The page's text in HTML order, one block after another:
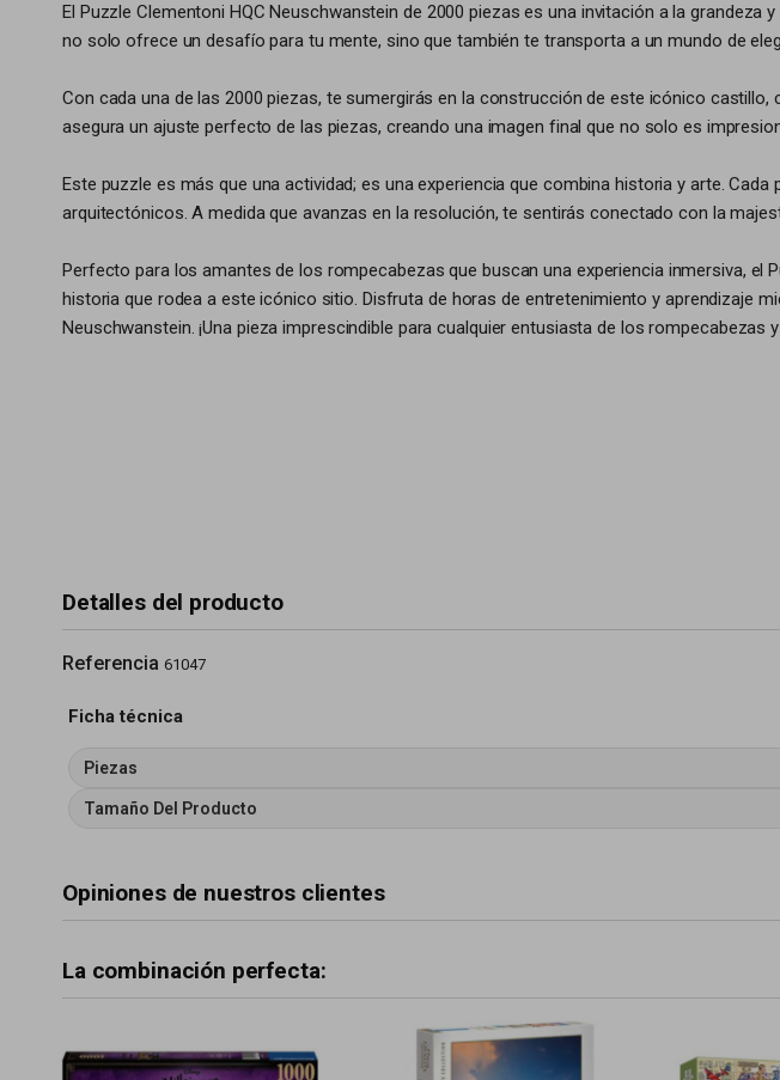
El Puzzle Clementoni HQC Neuschwanstein de 2000 piezas es una invitación a la
no solo ofrece un desafío para tu mente, sino que también te transporta a un mundo de
Con cada una de las 2000 piezas, te sumergirás en la construcción de este icónico
asegura un ajuste perfecto de las piezas, creando una imagen final que no solo es
Este puzzle es más que una actividad; es una experiencia que combina historia y arte.
arquitectónicos. A medida que avanzas en la resolución, te sentirás conectado con la
Perfecto para los amantes de los rompecabezas que buscan una experiencia inmersiva,
historia que rodea a este icónico sitio. Disfruta de horas de entretenimiento y aprendizaje
Neuschwanstein. ¡Una pieza imprescindible para cualquier entusiasta de los rompecabezas
Detalles del producto
Referencia 61047
Ficha técnica
Piezas
Tamaño Del Producto
Opiniones de nuestros clientes
La combinación perfecta: